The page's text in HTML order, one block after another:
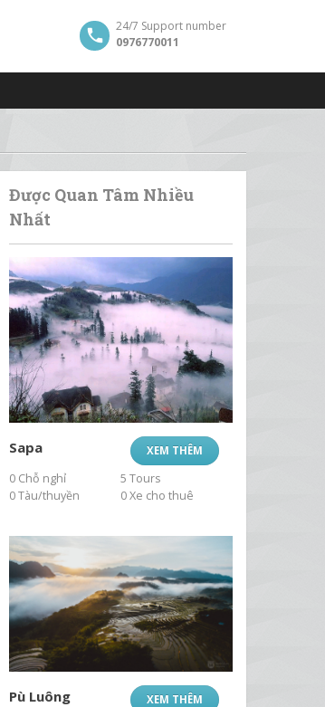
24/7 Support number
0976770011
Được Quan Tâm Nhiều
Nhất
XEM THÊM
Sapa
0 Chỗ nghỉ
5 Tours
0 Tàu/thuyền
0 Xe cho thuê
XEM THÊM
Pù Luông